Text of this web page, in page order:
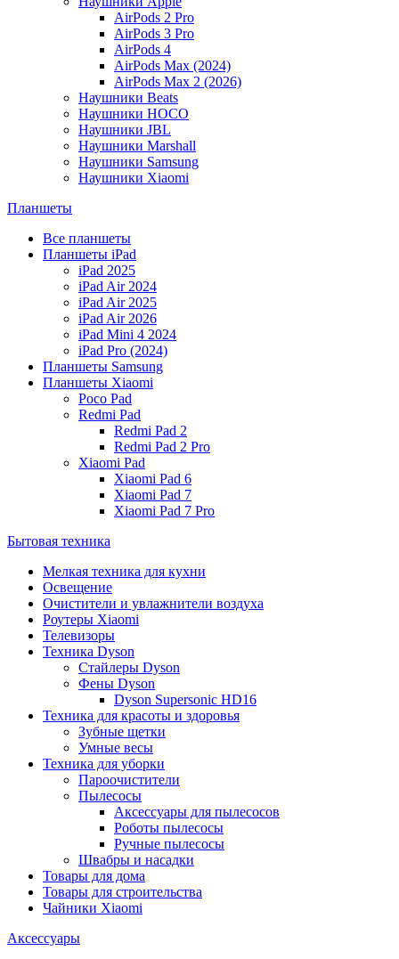
AirPods 2 Pro
AirPods 3 Pro
AirPods 4
AirPods Max (2024)
AirPods Max 2 (2026)
Наушники Beats
Наушники HOCO
Наушники JBL
Наушники Marshall
Наушники Samsung
Наушники Xiaomi
Планшеты
Все планшеты
Планшеты iPad
iPad 2025
iPad Air 2024
iPad Air 2025
iPad Air 2026
iPad Mini 4 2024
iPad Pro (2024)
Планшеты Samsung
Планшеты Xiaomi
Poco Pad
Redmi Pad
Redmi Pad 2
Redmi Pad 2 Pro
Xiaomi Pad
Xiaomi Pad 6
Xiaomi Pad 7
Xiaomi Pad 7 Pro
Бытовая техника
Мелкая техника для кухни
Освещение
Очистители и увлажнители воздуха
Роутеры Xiaomi
Телевизоры
Техника Dyson
Стайлеры Dyson
Фены Dyson
Dyson Supersonic HD16
Техника для красоты и здоровья
Зубные щетки
Умные весы
Техника для уборки
Пароочистители
Пылесосы
Аксессуары для пылесосов
Роботы пылесосы
Ручные пылесосы
Швабры и насадки
Товары для дома
Товары для строительства
Чайники Xiaomi
Аксессуары